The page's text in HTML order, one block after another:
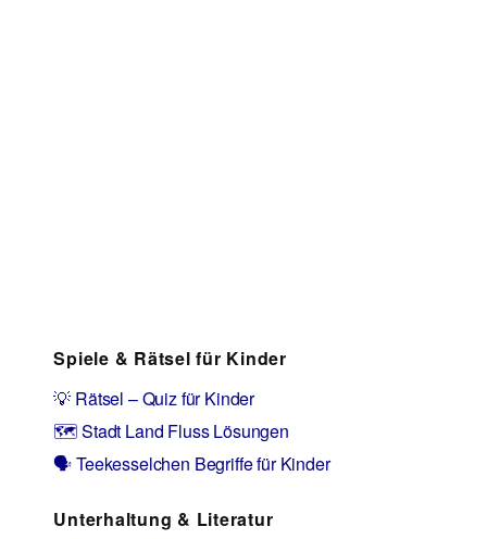
Spiele & Rätsel für Kinder
💡 Rätsel – Quiz für Kinder
🗺️ Stadt Land Fluss Lösungen
🗣️ Teekesselchen Begriffe für Kinder
Unterhaltung & Literatur